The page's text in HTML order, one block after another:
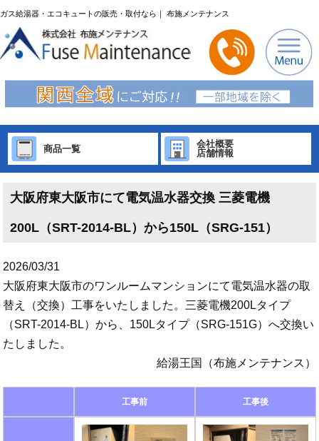
ガス給湯器・エコキュートの販売・取付なら｜ 布施メンテナンス
商品一覧
会社概要
店舗情報
大阪府東大阪市にて電気温水器交換 三菱電機
200L（SRT-2014-BL）から150L（SRG-151）
2026/03/31
大阪府東大阪市のワンルームマンションにて電気温水器の取
替え（交換）工事をいたしました。三菱電機200Lタイプ
（SRT-2014-BL）から、150Lタイプ（SRG-151G）へ交換い
たしました。
給湯王国（布施メンテナンス）
工事前 工事後